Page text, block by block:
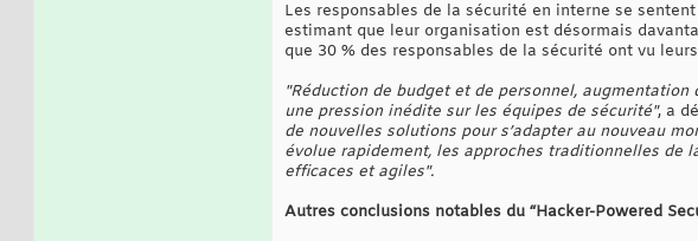
Les responsables de la sécurité en interne se
estimant que leur organisation est désormais
que 30 % des responsables de la sécurité ont vu
"Réduction de budget et de personnel,
une pression inédite sur les équipes de sécurité", a
de nouvelles solutions pour s’adapter au nouveau
évolue rapidement, les approches traditionnelles de
efficaces et agiles".
Autres conclusions notables du “Hacker-Powered